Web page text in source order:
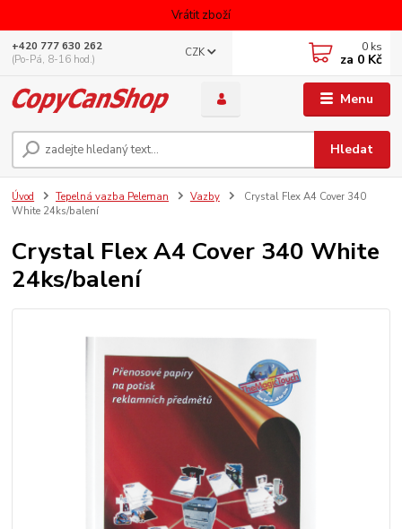
Vrátit zboží
Menu
CZK
Hledat
+420 777 630 262
(Po-Pá, 8-16 hod.)
0 ks
za 0 Kč
Úvod Tepelná vazba Peleman Vazby
Crystal Flex A4 Cover 340
White 24ks/balení
Crystal Flex A4 Cover 340 White
24ks/balení